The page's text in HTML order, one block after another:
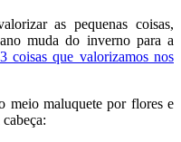
as pequenas coisas,
muda do inverno para a
coisas que valorizamos nos
meio maluquete por flores e